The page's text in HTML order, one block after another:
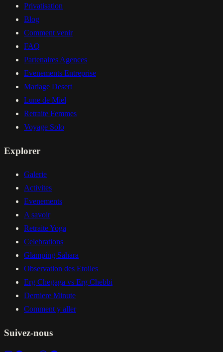
Privatisation
Blog
Comment venir
FAQ
Partenaires Agences
Evenements Entreprise
Mariage Desert
Lune de Miel
Retraite Femmes
Voyage Solo
Explorer
Galerie
Activites
Evenements
A savoir
Retraite Yoga
Celebrations
Glamping Sahara
Observation des Etoiles
Erg Chegaga vs Erg Chebbi
Derniere Minute
Comment y aller
Suivez-nous